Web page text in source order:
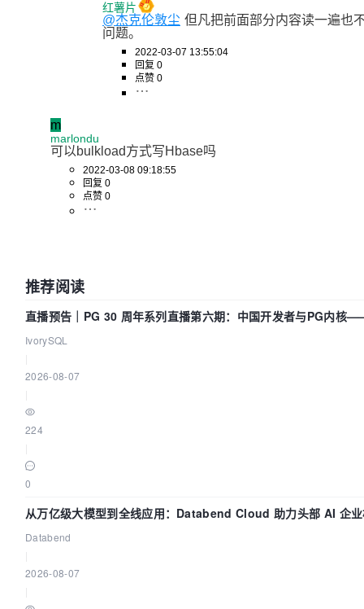
红薯片
@杰克伦敦尘 但凡把前面部分内容读一遍也
问题。
2022-03-07 13:55:04
回复 0
点赞 0
m
marlondu
可以bulkload方式写Hbase吗
2022-03-08 09:18:55
回复 0
点赞 0
推荐阅读
直播预告｜PG 30 周年系列直播第六期：中国开发者与PG内核
吗？我们贡献了什么？
IvorySQL
2026-08-07
224
0
从万亿级大模型到全线应用：Databend Cloud 助力头部 AI 企
Trace 数据管道
Databend
2026-08-07